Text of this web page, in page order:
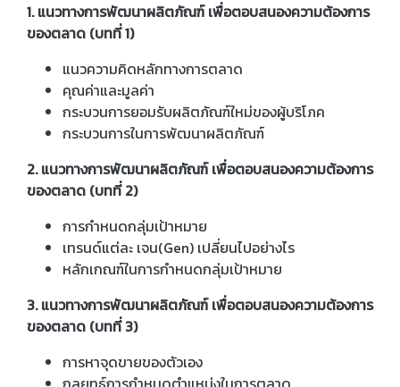
1. แนวทางการพัฒนาผลิตภัณฑ์ เพื่อตอบสนองความต้องการ
ของตลาด (บทที่ 1)
แนวความคิดหลักทางการตลาด
คุณค่าและมูลค่า
กระบวนการยอมรับผลิตภัณฑ์ใหม่ของผู้บริโภค
กระบวนการในการพัฒนาผลิตภัณฑ์
2. แนวทางการพัฒนาผลิตภัณฑ์ เพื่อตอบสนองความต้องการ
ของตลาด (บทที่ 2)
การกำหนดกลุ่มเป้าหมาย
เทรนด์แต่ละ เจน(Gen) เปลี่ยนไปอย่างไร
หลักเกณฑ์ในการกำหนดกลุ่มเป้าหมาย
3. แนวทางการพัฒนาผลิตภัณฑ์ เพื่อตอบสนองความต้องการ
ของตลาด (บทที่ 3)
การหาจุดขายของตัวเอง